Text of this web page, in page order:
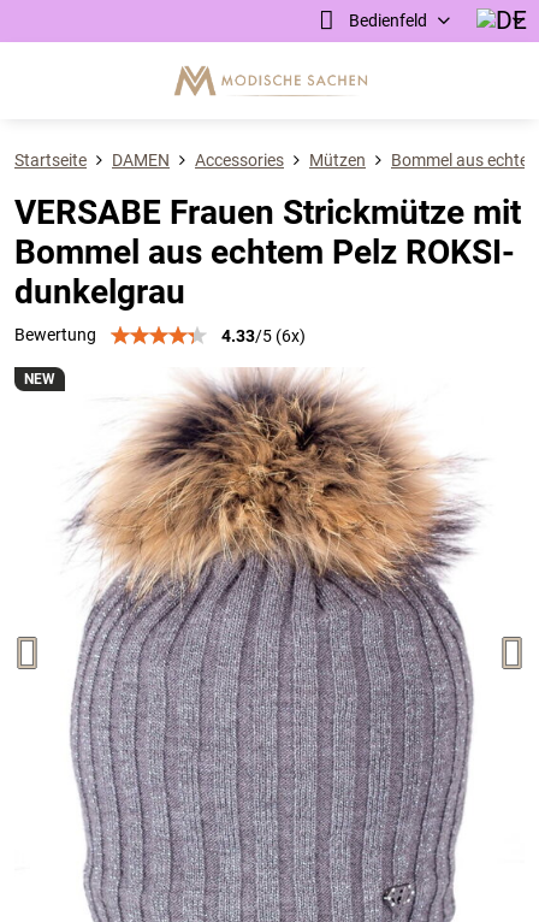
Bedienfeld
NEW
Startseite DAMEN Accessories Mützen Bommel aus
VERSABE Frauen Strickmütze mit
Bommel aus echtem Pelz ROKSI-
dunkelgrau
Bewertung 4.33/5 (6x)